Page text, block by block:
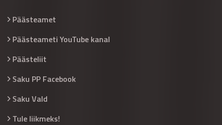
Päästeamet
Päästeameti YouTube kanal
Päästeliit
Saku PP Facebook
Saku Vald
Tule liikmeks!